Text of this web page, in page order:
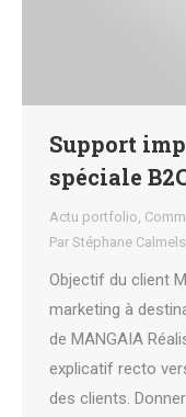
Support
spéciale
Actu portfolio,
Par Stéphane Calmels
Objectif du client
marketing à
de MANGAIA
explicatif recto
des clients.